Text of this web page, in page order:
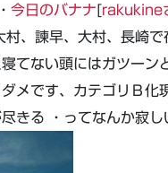
・ 今日のバナナ [rakukine
、諫早、大村、長崎
てない頭にはガツー
メです、カテゴリＢ
きる ・ってなんか寂し